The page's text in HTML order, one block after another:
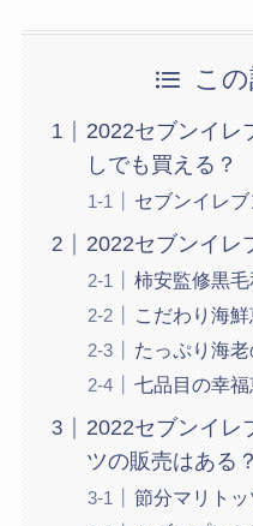
こ
2022セブンイレ
しでも買える？
セブンイレ
2022セブンイレ
柿安監修黒
こだわり海
たっぷり海
七品目の幸
2022セブンイレ
ツの販売はある？
節分マリト